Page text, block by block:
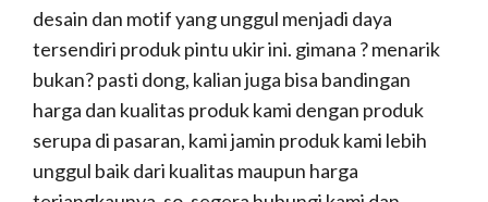
desain dan motif yang unggul menjadi daya
tersendiri produk pintu ukir ini. gimana ? menarik
bukan? pasti dong, kalian juga bisa bandingan
harga dan kualitas produk kami dengan produk
serupa di pasaran, kami jamin produk kami lebih
unggul baik dari kualitas maupun harga